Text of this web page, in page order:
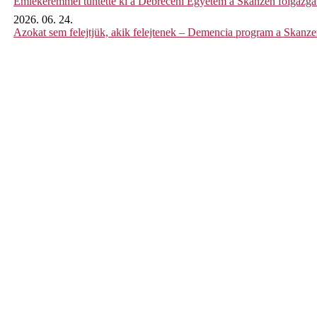
2026. 06. 24.
Azokat sem felejtjük, akik felejtenek – Demencia program a